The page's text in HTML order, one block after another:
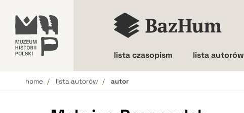
lista czasopism lista autorów
home lista autorów autor